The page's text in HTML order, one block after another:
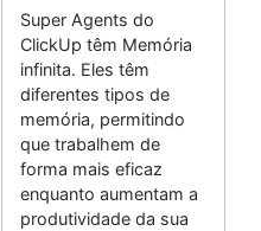
Super Agents do
ClickUp têm Memória
infinita. Eles têm
diferentes tipos de
memória, permitindo
que trabalhem de
forma mais eficaz
enquanto aumentam a
produtividade da sua